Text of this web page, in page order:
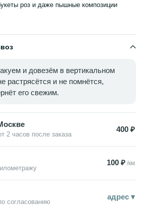
роз и даже пышные композиции
и довезём в вертикальном
растрясётся и не помнётся,
его свежим.
2 часов после заказа
400 ₽
100 ₽ /км
согласованию
адрес ▾